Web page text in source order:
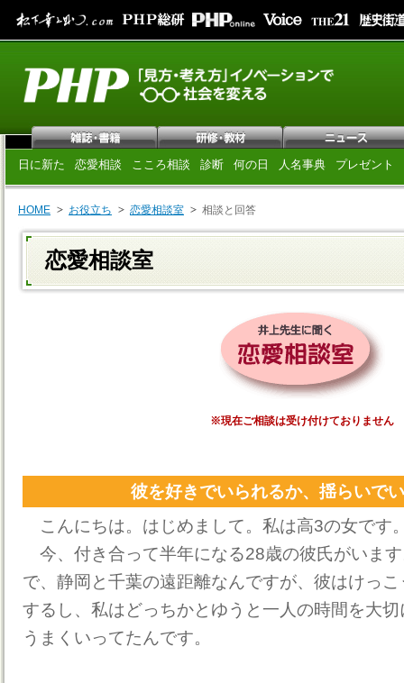
日に新た 恋愛相談 こころ相談 診断 何の日 人名事典 プレゼント
HOME お役立ち 恋愛相談室 相談と回答
恋愛相談室
※現在ご相談は受け付けておりません
彼を好きでいられるか、揺らいで
こんにちは。はじめまして。私は高3の女です
今、付き合って半年になる28歳の彼氏がいま
で、静岡と千葉の遠距離なんですが、彼はけっ
するし、私はどっちかとゆうと一人の時間を大
うまくいってたんです。